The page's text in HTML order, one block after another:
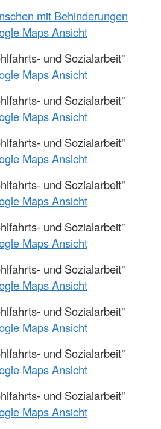
mit Behinderungen
Maps Ansicht
und Sozialarbeit"
Maps Ansicht
und Sozialarbeit"
Maps Ansicht
und Sozialarbeit"
Maps Ansicht
und Sozialarbeit"
Maps Ansicht
und Sozialarbeit"
Maps Ansicht
und Sozialarbeit"
Maps Ansicht
und Sozialarbeit"
Maps Ansicht
und Sozialarbeit"
Maps Ansicht
und Sozialarbeit"
Maps Ansicht